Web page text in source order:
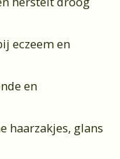
eczeem en
en
haarzakjes, glans